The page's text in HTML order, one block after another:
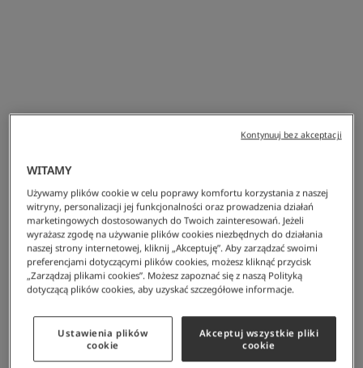
Lacoste/Mężczyzna/Odzież/Kurtki I Płaszcze/Kurtka Męska
Kurtka Męska
WITAMY
Używamy plików cookie w celu poprawy komfortu korzystania z naszej
witryny, personalizacji jej funkcjonalności oraz prowadzenia działań
marketingowych dostosowanych do Twoich zainteresowań. Jeżeli
wyrażasz zgodę na używanie plików cookies niezbędnych do działania
naszej strony internetowej, kliknij „Akceptuję”. Aby zarządzać swoimi
preferencjami dotyczącymi plików cookies, możesz kliknąć przycisk
„Zarządzaj plikami cookies”. Możesz zapoznać się z naszą Polityką
dotyczącą plików cookies, aby uzyskać szczegółowe informacje.
Ustawienia plików
cookie
Akceptuj wszystkie pliki
cookie
Kontynuuj bez akceptacji